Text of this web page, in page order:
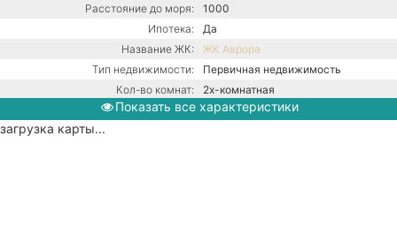
Расстояние до моря:
1000
Ипотека:
Да
Название ЖК:
ЖК Аврора
Тип недвижимости:
Первичная недвижимость
Кол-во комнат:
2х-комнатная
Тип дома:
Монолитно-блочное
Показать все характеристики
загрузка карты...